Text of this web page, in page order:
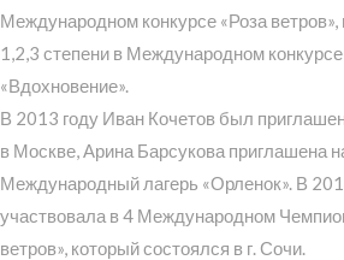
Международном конкурсе «Роза
1,2,3 степени в Международном
«Вдохновение».
В 2013 году Иван Кочетов был
в Москве, Арина Барсукова приглашена
Международный лагерь «Орленок». В
участвовала в 4 Международном
ветров», который состоялся в г. Сочи.